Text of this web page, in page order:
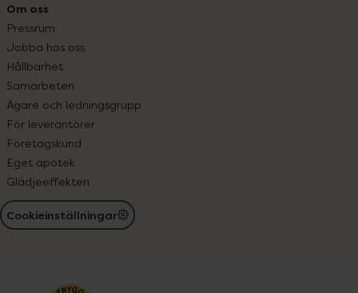
Om oss
Pressrum
Jobba hos oss
Hållbarhet
Samarbeten
Ägare och ledningsgrupp
För leverantörer
Företagskund
Eget apotek
Glädjeeffekten
Cookieinställningar